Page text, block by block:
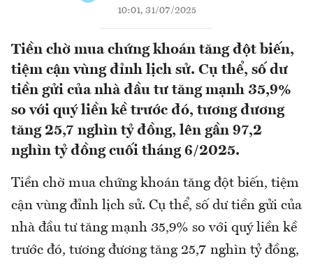
10:01, 31/07/2025
Tiền chờ mua chứng khoán tăng đột biến,
tiệm cận vùng đỉnh lịch sử. Cụ thể, số dư
tiền gửi của nhà đầu tư tăng mạnh 35,9%
so với quý liền kề trước đó, tương đương
tăng 25,7 nghìn tỷ đồng, lên gần 97,2
nghìn tỷ đồng cuối tháng 6/2025.
Tiền chờ mua chứng khoán tăng đột biến, tiệm
cận vùng đỉnh lịch sử. Cụ thể, số dư tiền gửi của
nhà đầu tư tăng mạnh 35,9% so với quý liền kề
trước đó, tương đương tăng 25,7 nghìn tỷ đồng,